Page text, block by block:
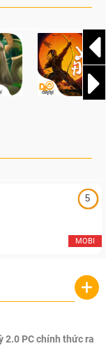
5
MOBI
+
2.0 PC chính thức ra